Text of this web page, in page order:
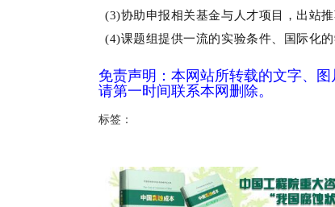
(3)协助申报相关基金与人才项目，出站
(4)课题组提供一流的实验条件、国际化
免责声明：本网站所转载的文字、
请第一时间联系本网删除。
标签：